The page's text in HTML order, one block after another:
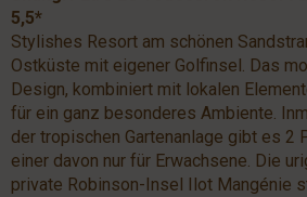
5,5*
Stylishes Resort am schönen
Ostküste mit eigener Golfinsel. Das
Design, kombiniert mit lokalen
für ein ganz besonderes Ambiente.
der tropischen Gartenanlage gibt es 2
einer davon nur für Erwachsene. Die
private Robinson-Insel Ilot Mangénie